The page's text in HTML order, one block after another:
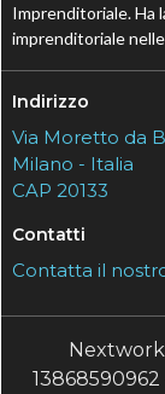
Imprenditoriale. Ha
imprenditoriale
Indirizzo
Via Moretto da
Milano - Italia
CAP 20133
Contatti
Contatta il